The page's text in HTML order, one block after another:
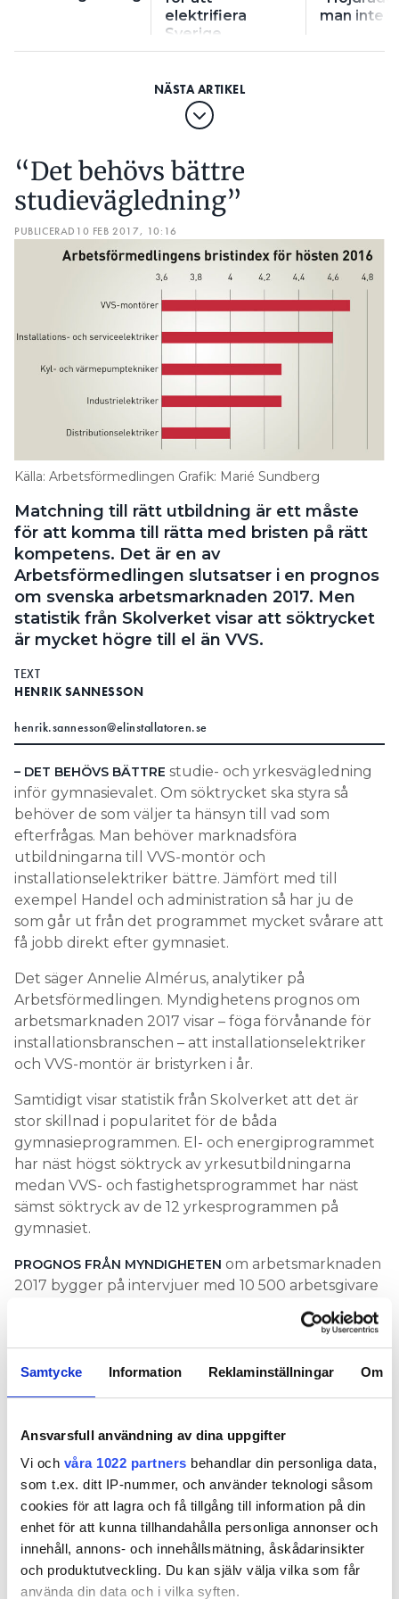
Samtycke Information Reklaminställningar Om
Ansvarsfull användning av dina uppgifter
Vi och våra 1022 partners behandlar din personliga data,
som t.ex. ditt IP-nummer, och använder teknologi såsom
cookies för att lagra och få tillgång till information på din
enhet för att kunna tillhandahålla personliga annonser och
innehåll, annons- och innehållsmätning, åskådarinsikter
och produktutveckling. Du kan själv välja vilka som får
använda din data och i vilka syften.
elektrifiera
Sverige
man inte
“Det behövs bättre
studievägledning”
PUBLICERAD 10 FEB 2017, 10:16
Källa: Arbetsförmedlingen Grafik: Marié Sundberg
Matchning till rätt utbildning är ett måste
för att komma till rätta med bristen på rätt
kompetens. Det är en av
Arbetsförmedlingen slutsatser i en prognos
om svenska arbetsmarknaden 2017. Men
statistik från Skolverket visar att söktrycket
är mycket högre till el än VVS.
TEXT
HENRIK SANNESSON
henrik.sannesson@elinstallatoren.se
– DET BEHÖVS BÄTTRE studie- och yrkesvägledning
inför gymnasievalet. Om söktrycket ska styra så
behöver de som väljer ta hänsyn till vad som
efterfrågas. Man behöver marknadsföra
utbildningarna till VVS-montör och
installationselektriker bättre. Jämfört med till
exempel Handel och administration så har ju de
som går ut från det programmet mycket svårare att
få jobb direkt efter gymnasiet.
Det säger Annelie Almérus, analytiker på
Arbetsförmedlingen. Myndighetens prognos om
arbetsmarknaden 2017 visar – föga förvånande för
installationsbranschen – att installationselektriker
och VVS-montör är bristyrken i år.
Samtidigt visar statistik från Skolverket att det är
stor skillnad i popularitet för de båda
gymnasieprogrammen. El- och energiprogrammet
har näst högst söktryck av yrkesutbildningarna
medan VVS- och fastighetsprogrammet har näst
sämst söktryck av de 12 yrkesprogrammen på
gymnasiet.
PROGNOS FRÅN MYNDIGHETEN om arbetsmarknaden
2017 bygger på intervjuer med 10 500 arbetsgivare
jämförelsen ingår installation i yrkesområdet Bygg
och anläggning som ligger näst högst när det gäller
arbetsgivarnas upplevda brist på arbetskraft. Den
goda bygg- och installationskonjunkturen med
Elinstallatören/VVS-Forum under hösten
rapporterat mycket om.
– Det är brist på alla yrken inom bygg. Även andra
närliggande yrken hänger med upp, som
trädgårdsanläggare, som det tidigare inte varit brist
på, säger Annelie Almérus.